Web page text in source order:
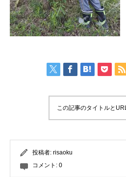
この記事のタイトルと
投稿者: risaoku
コメント: 0